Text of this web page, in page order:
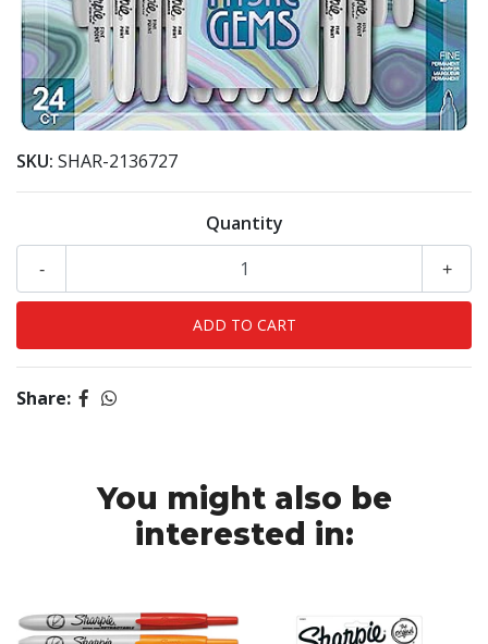
SKU: SHAR-2136727
Quantity
+
-
Share:
You might also be
interested in: